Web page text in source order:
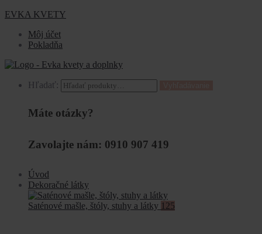
EVKA KVETY
Môj účet
Pokladňa
Hľadať:
Máte otázky?
Zavolajte nám: 0910 907 419
Úvod
Dekoračné látky
Saténové mašle, štóly, stuhy a látky 125